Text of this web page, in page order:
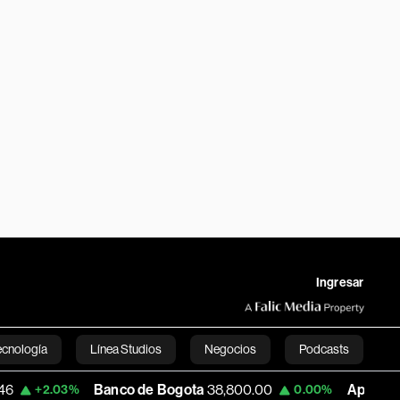
Ingresar
Línea Studios Negocios Podcasts
English
Banco de Bogota 38,800.00 0.00% Apple 309.86